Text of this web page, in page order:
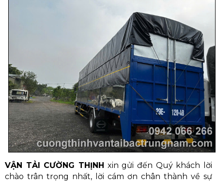
VẬN TẢI CƯỜNG THỊNH xin gửi đến Quý khách lời
chào trân trọng nhất, lời cám ơn chân thành về sự